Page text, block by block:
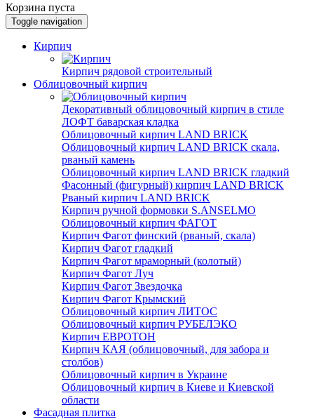
Корзина пуста
Toggle navigation
Кирпич
Кирпич рядовой строительный
Облицовочный кирпич
Декоративный облицовочный кирпич в стиле
ЛОФТ баварская кладка
Облицовочный кирпич LAND BRICK
Облицовочный кирпич LAND BRICK скала,
рваный камень
Облицовочный кирпич LAND BRICK гладкий
Фасонный (фигурный) кирпич LAND BRICK
Рваный кирпич LAND BRICK
Кирпич ручной формовки S.ANSELMO
Облицовочный кирпич ФАГОТ
Кирпич Фагот финский (рваный, скала)
Кирпич Фагот гладкий
Кирпич Фагот мраморный (колотый)
Кирпич Фагот Луч
Кирпич Фагот Звездочка
Кирпич Фагот Крымский
Облицовочный кирпич ЛИТОС
Облицовочный кирпич РУБЕЛЭКО
Кирпич ЕВРОТОН
Кирпич КАЯ (облицовочный, для забора и
столбов)
Облицовочный кирпич в Украине
Облицовочный кирпич в Киеве и Киевской
области
Фасадная плитка